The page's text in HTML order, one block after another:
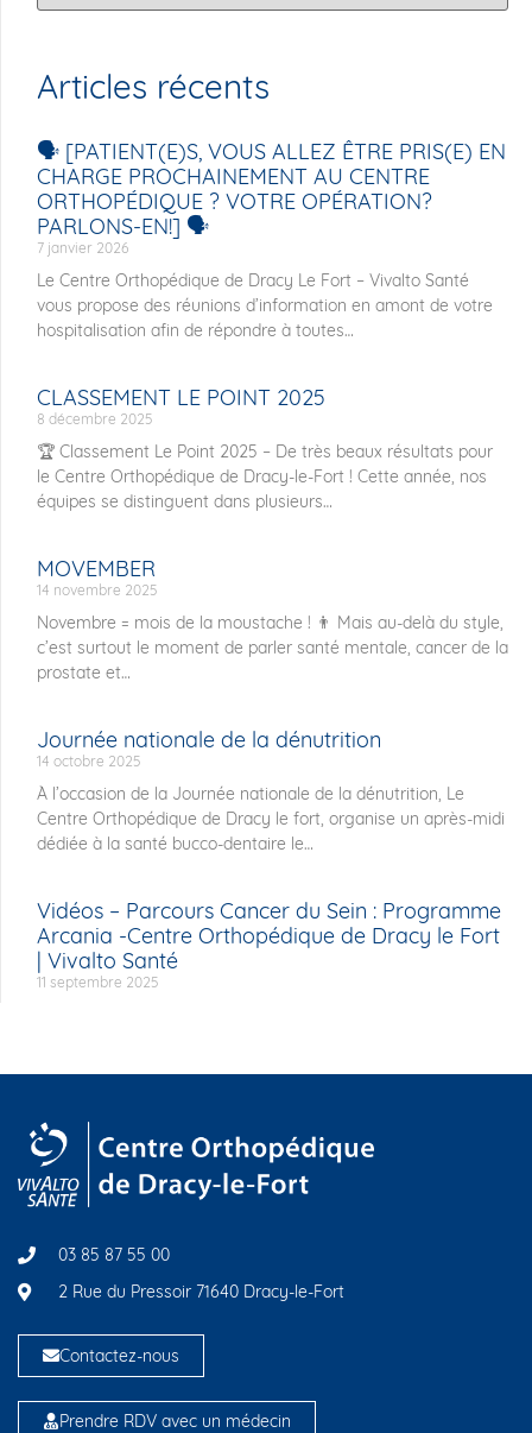
Articles récents
🗣️ [PATIENT(E)S, VOUS ALLEZ ÊTRE PRIS(E) EN
CHARGE PROCHAINEMENT AU CENTRE
ORTHOPÉDIQUE ? VOTRE OPÉRATION?
PARLONS-EN!] 🗣️
7 janvier 2026
Le Centre Orthopédique de Dracy Le Fort – Vivalto Santé
vous propose des réunions d’information en amont de votre
hospitalisation afin de répondre à toutes
CLASSEMENT LE POINT 2025
8 décembre 2025
🏆 Classement Le Point 2025 – De très beaux résultats pour
le Centre Orthopédique de Dracy-le-Fort ! Cette année, nos
équipes se distinguent dans plusieurs
MOVEMBER
14 novembre 2025
Novembre = mois de la moustache ! 👨 Mais au-delà du style,
c’est surtout le moment de parler santé mentale, cancer de la
prostate et
Journée nationale de la dénutrition
14 octobre 2025
À l’occasion de la Journée nationale de la dénutrition, Le
Centre Orthopédique de Dracy le fort, organise un après-midi
dédiée à la santé bucco-dentaire le
Vidéos – Parcours Cancer du Sein : Programme
Arcania -Centre Orthopédique de Dracy le Fort
| Vivalto Santé
11 septembre 2025
03 85 87 55 00
2 Rue du Pressoir 71640 Dracy-le-Fort
Contactez-nous
Prendre RDV avec un médecin